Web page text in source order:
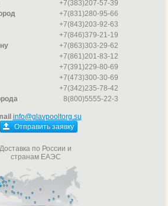
+7(383)207-57-39
+7(831)280-95-66
+7(843)203-92-63
+7(846)379-21-19
+7(863)303-29-62
+7(861)201-83-12
+7(391)229-80-69
+7(473)300-30-69
+7(342)235-78-42
8(800)5555-22-3
info@glavpooltorg.su
Отправить заявку
Доставка по России и
странам ЕАЭС